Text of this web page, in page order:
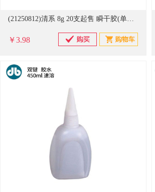
(21250812)清系 8g 20支起售 瞬干胶(单位：支)
￥3.98